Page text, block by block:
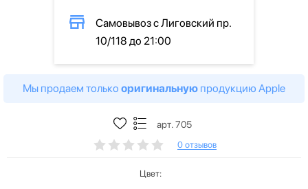
Самовывоз с Лиговский пр.
10/118 до 21:00
Мы продаем только оригинальную продукцию Apple
арт. 705
0 отзывов
Цвет: